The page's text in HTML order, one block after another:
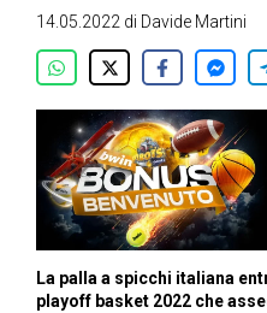
14.05.2022 di Davide Martini
La palla a spicchi italiana
playoff basket 2022 che